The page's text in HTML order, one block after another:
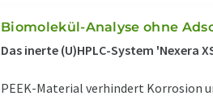
Biomolekül-Analyse ohne
Das inerte (U)HPLC-System 'Nexera
PEEK-Material verhindert Korrosion